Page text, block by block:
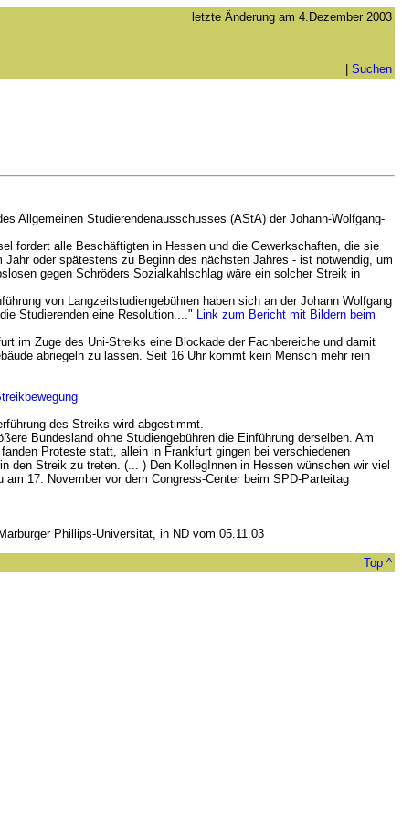
letzte Änderung am 4.Dezember 2003
Suchen
Allgemeinen Studierendenausschusses (AStA) der Johann-Wolfgang-
fordert alle Beschäftigten in Hessen und die Gewerkschaften, die sie
oder spätestens zu Beginn des nächsten Jahres - ist notwendig, um
gegen Schröders Sozialkahlschlag wäre ein solcher Streik in
von Langzeitstudiengebühren haben sich an der Johann Wolfgang
Studierenden eine Resolution...." Link zum Bericht mit Bildern beim
im Zuge des Uni-Streiks eine Blockade der Fachbereiche und damit
abriegeln zu lassen. Seit 16 Uhr kommt kein Mensch mehr rein
des Streiks wird abgestimmt.
Bundesland ohne Studiengebühren die Einführung derselben. Am
Proteste statt, allein in Frankfurt gingen bei verschiedenen
den Streik zu treten. (... ) Den KollegInnen in Hessen wünschen wir viel
17. November vor dem Congress-Center beim SPD-Parteitag
Phillips-Universität, in ND vom 05.11.03
Top ^